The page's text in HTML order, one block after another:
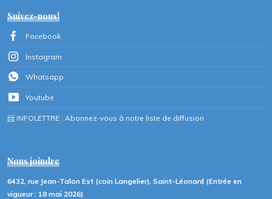
Suivez-nous!
Facebook
Instagram
Whatsapp
Youtube
📨 INFOLETTRE : Abonnez-vous à notre liste de diffusion
Nous joindre
6432, rue Jean-Talon Est (coin Langelier), Saint-Léonard (Entrée en
vigueur : 18 mai 2026)